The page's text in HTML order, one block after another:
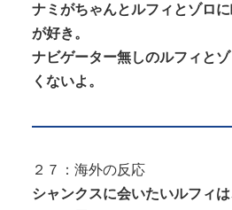
ナミがちゃんとルフィとゾロ
が好き。
ナビゲーター無しのルフィと
くないよ。
２７：海外の反応
シャンクスに会いたいルフィ